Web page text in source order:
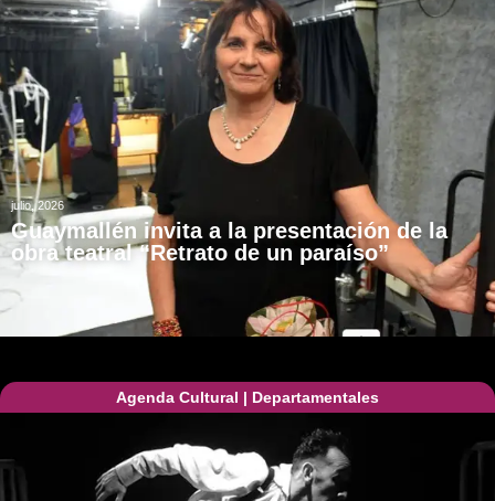
julio, 2026
Guaymallén invita a la presentación de la
obra teatral “Retrato de un paraíso”
Agenda Cultural | Departamentales